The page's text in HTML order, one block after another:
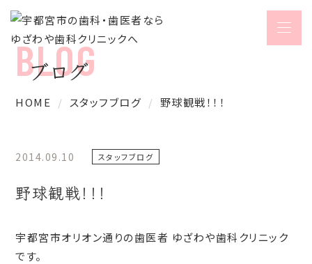
ブログ
HOME スタッフブログ 野球観戦！！！
2014.09.10 スタッフブログ
野球観戦！！！
宇都宮市オリオン通りの歯医者 ゆざわや歯科クリニック
です。